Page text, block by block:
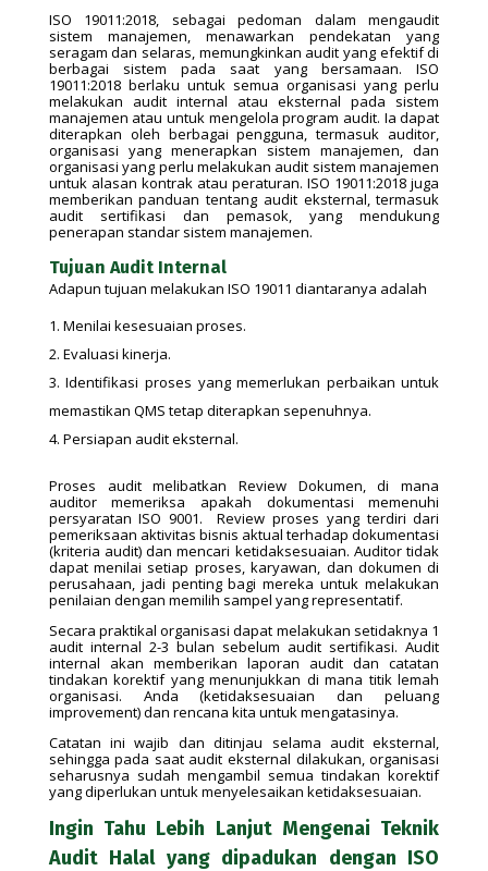
ISO 19011:2018, sebagai pedoman dalam mengaudit
sistem manajemen, menawarkan pendekatan yang
seragam dan selaras, memungkinkan audit yang efektif di
berbagai sistem pada saat yang bersamaan. ISO
19011:2018 berlaku untuk semua organisasi yang perlu
melakukan audit internal atau eksternal pada sistem
manajemen atau untuk mengelola program audit. Ia dapat
diterapkan oleh berbagai pengguna, termasuk auditor,
organisasi yang menerapkan sistem manajemen, dan
organisasi yang perlu melakukan audit sistem manajemen
untuk alasan kontrak atau peraturan. ISO 19011:2018 juga
memberikan panduan tentang audit eksternal, termasuk
audit sertifikasi dan pemasok, yang mendukung
penerapan standar sistem manajemen.
Tujuan Audit Internal
Adapun tujuan melakukan ISO 19011 diantaranya adalah
Menilai kesesuaian proses.
Evaluasi kinerja.
Identifikasi proses yang memerlukan perbaikan untuk
memastikan QMS tetap diterapkan sepenuhnya.
Persiapan audit eksternal.
Proses audit melibatkan Review Dokumen, di mana
auditor memeriksa apakah dokumentasi memenuhi
persyaratan ISO 9001. Review proses yang terdiri dari
pemeriksaan aktivitas bisnis aktual terhadap dokumentasi
(kriteria audit) dan mencari ketidaksesuaian. Auditor tidak
dapat menilai setiap proses, karyawan, dan dokumen di
perusahaan, jadi penting bagi mereka untuk melakukan
penilaian dengan memilih sampel yang representatif.
Secara praktikal organisasi dapat melakukan setidaknya 1
audit internal 2-3 bulan sebelum audit sertifikasi. Audit
internal akan memberikan laporan audit dan catatan
tindakan korektif yang menunjukkan di mana titik lemah
organisasi. Anda (ketidaksesuaian dan peluang
improvement) dan rencana kita untuk mengatasinya.
Catatan ini wajib dan ditinjau selama audit eksternal,
sehingga pada saat audit eksternal dilakukan, organisasi
seharusnya sudah mengambil semua tindakan korektif
yang diperlukan untuk menyelesaikan ketidaksesuaian.
Ingin Tahu Lebih Lanjut Mengenai Teknik
Audit Halal yang dipadukan dengan ISO